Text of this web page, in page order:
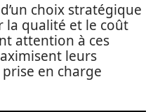
choix stratégique
qualité et le coût
attention à ces
leurs
en charge